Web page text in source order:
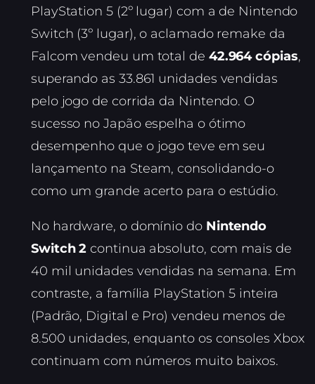
PlayStation 5 (2º lugar) com a de Nintendo
Switch (3º lugar), o aclamado remake da
Falcom vendeu um total de 42.964 cópias,
superando as 33.861 unidades vendidas
pelo jogo de corrida da Nintendo. O
sucesso no Japão espelha o ótimo
desempenho que o jogo teve em seu
lançamento na Steam, consolidando-o
como um grande acerto para o estúdio.
No hardware, o domínio do Nintendo
Switch 2 continua absoluto, com mais de
40 mil unidades vendidas na semana. Em
contraste, a família PlayStation 5 inteira
(Padrão, Digital e Pro) vendeu menos de
8.500 unidades, enquanto os consoles Xbox
continuam com números muito baixos.